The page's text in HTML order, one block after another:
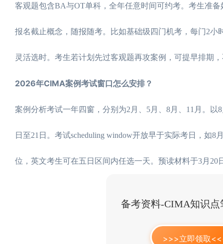
客观题包含BA与OT单科，全年任意时间可约考。考生准
报名截止概念，随报随考。比如基础级四门机考，每门2
灵活选时。考生若计划先过客观题再攻案例，可提早排期
2026年CIMA案例考试窗口怎么安排？
案例分析考试一年四窗，分别为2月、5月、8月、11月。
日至21日。考试scheduling window开放早于实际考日，如
位，英文考生可在五日区间内任选一天。预读材料于3月20
备考资料-CIMA知识点
>>>立即领取